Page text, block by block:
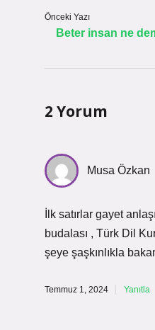
Önceki Yazı
Beter insan ne
2 Yorum
Musa Özkan
İlk satırlar gayet
budalası , Türk Dil
şeye şaşkınlıkla
Temmuz 1, 2024 Yanıtla